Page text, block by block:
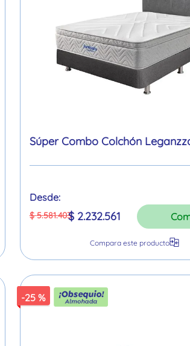
Súper Combo Colchón
Desde:
$ 5.581.403$ 2.232.561
-25 %